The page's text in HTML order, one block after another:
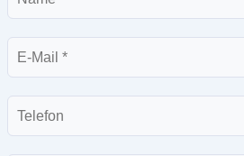
E-
Mail
Telefon